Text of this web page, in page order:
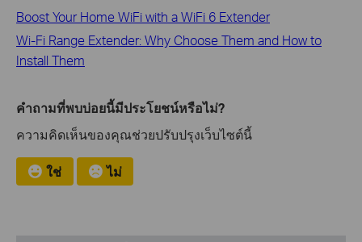
Boost Your Home WiFi with a WiFi 6 Extender
Wi-Fi Range Extender: Why Choose Them and How to
Install Them
คำถามที่พบบ่อยนี้มีประโยชน์หรือไม่?
ความคิดเห็นของคุณช่วยปรับปรุงเว็บไซต์นี้
ใช่ ไม่